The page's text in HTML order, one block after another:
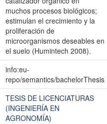
info:eu-
repo/semantics/bachelorThesis
TESIS DE LICENCIATURAS
(INGENIERÍA EN
AGRONOMÍA)